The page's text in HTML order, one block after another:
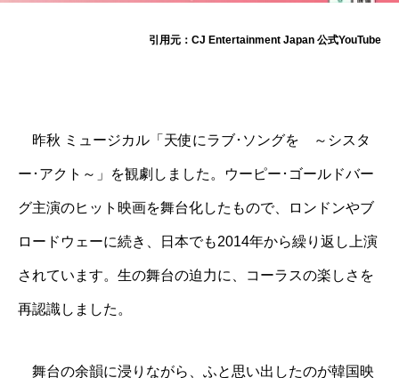
引用元：CJ Entertainment Japan 公式YouTube
昨秋 ミュージカル「天使にラブ･ソングを ～シスタ
ー･アクト～」を観劇しました。ウーピー･ゴールドバー
グ主演のヒット映画を舞台化したもので、ロンドンやブ
ロードウェーに続き、日本でも2014年から繰り返し上演
されています。生の舞台の迫力に、コーラスの楽しさを
再認識しました。
舞台の余韻に浸りながら、ふと思い出したのが韓国映